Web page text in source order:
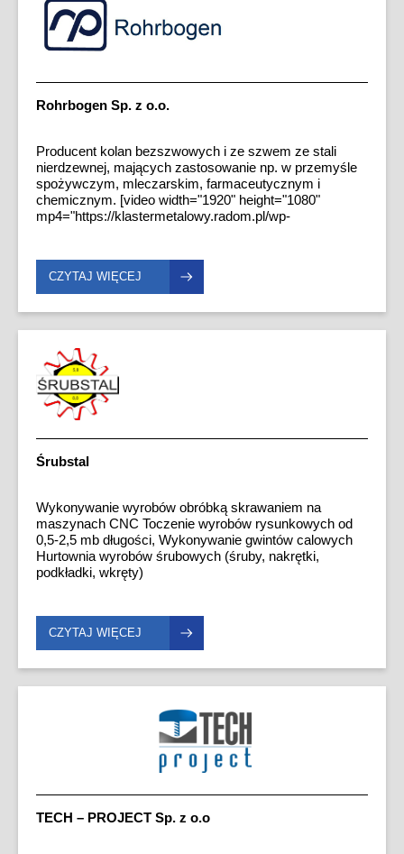
Rohrbogen Sp. z o.o.
Producent kolan bezszwowych i ze szwem ze stali
nierdzewnej, mających zastosowanie np. w przemyśle
spożywczym, mleczarskim, farmaceutycznym i
chemicznym. [video width="1920" height="1080"
mp4="https://klastermetalowy.radom.pl/wp-
CZYTAJ WIĘCEJ
Śrubstal
Wykonywanie wyrobów obróbką skrawaniem na
maszynach CNC Toczenie wyrobów rysunkowych od
0,5-2,5 mb długości, Wykonywanie gwintów calowych
Hurtownia wyrobów śrubowych (śruby, nakrętki,
podkładki, wkręty)
CZYTAJ WIĘCEJ
TECH – PROJECT Sp. z o.o